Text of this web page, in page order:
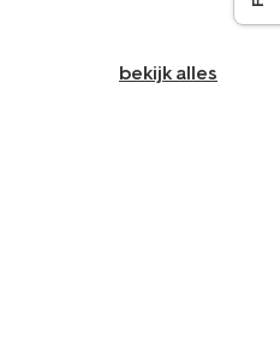
bekijk alles